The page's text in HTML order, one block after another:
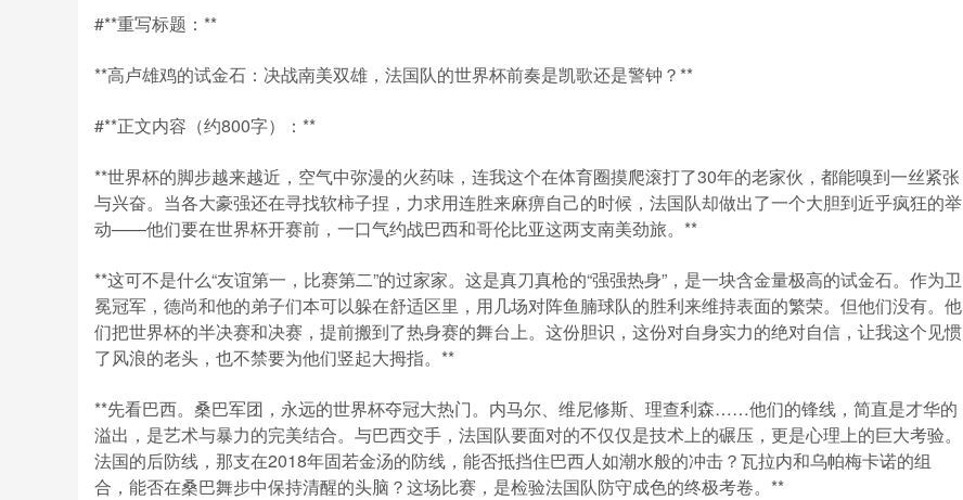
#**重写标题：**
**高卢雄鸡的试金石：决战南美双雄，法国队的世界杯前奏是凯歌还是警钟？**
#**正文内容（约800字）：**
**世界杯的脚步越来越近，空气中弥漫的火药味，连我这个在体育圈摸爬滚打了30年的老家伙，都能嗅到一丝紧张
与兴奋。当各大豪强还在寻找软柿子捏，力求用连胜来麻痹自己的时候，法国队却做出了一个大胆到近乎疯狂的举
动——他们要在世界杯开赛前，一口气约战巴西和哥伦比亚这两支南美劲旅。**
**这可不是什么“友谊第一，比赛第二”的过家家。这是真刀真枪的“强强热身”，是一块含金量极高的试金石。作为卫
冕冠军，德尚和他的弟子们本可以躲在舒适区里，用几场对阵鱼腩球队的胜利来维持表面的繁荣。但他们没有。他
们把世界杯的半决赛和决赛，提前搬到了热身赛的舞台上。这份胆识，这份对自身实力的绝对自信，让我这个见惯
了风浪的老头，也不禁要为他们竖起大拇指。**
**先看巴西。桑巴军团，永远的世界杯夺冠大热门。内马尔、维尼修斯、理查利森……他们的锋线，简直是才华的
溢出，是艺术与暴力的完美结合。与巴西交手，法国队要面对的不仅仅是技术上的碾压，更是心理上的巨大考验。
法国的后防线，那支在2018年固若金汤的防线，能否抵挡住巴西人如潮水般的冲击？瓦拉内和乌帕梅卡诺的组
合，能否在桑巴舞步中保持清醒的头脑？这场比赛，是检验法国队防守成色的终极考卷。**